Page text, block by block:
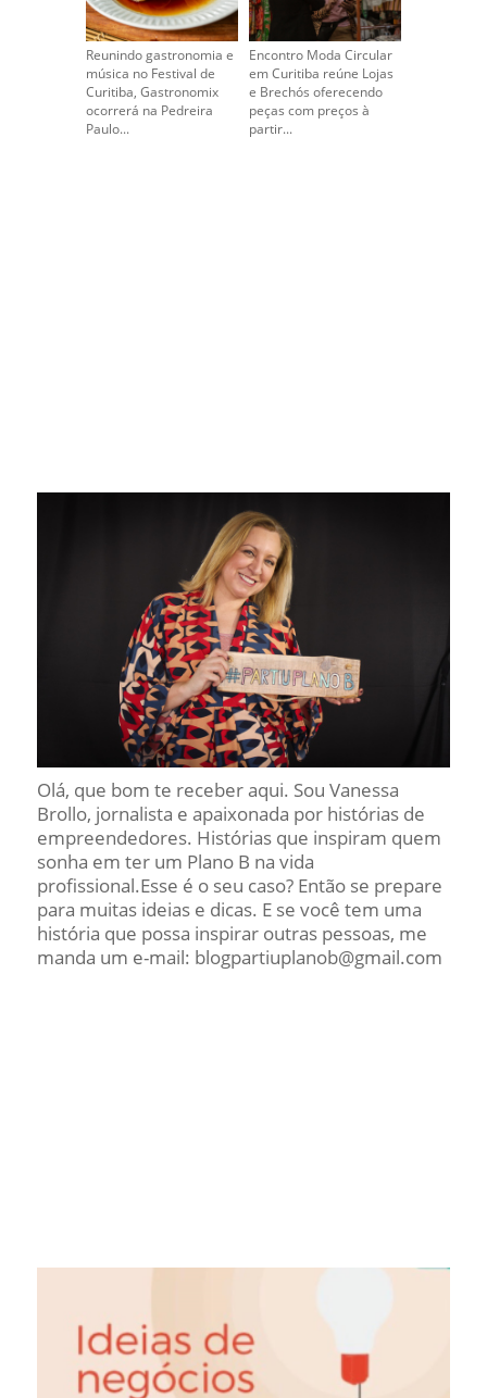
Reunindo gastronomia e
música no Festival de
Curitiba, Gastronomix
ocorrerá na Pedreira
Paulo...
Encontro Moda Circular
em Curitiba reúne Lojas
e Brechós oferecendo
peças com preços à
partir...
Olá, que bom te receber aqui. Sou Vanessa
Brollo, jornalista e apaixonada por histórias de
empreendedores. Histórias que inspiram quem
sonha em ter um Plano B na vida
profissional.Esse é o seu caso? Então se prepare
para muitas ideias e dicas. E se você tem uma
história que possa inspirar outras pessoas, me
manda um e-mail: blogpartiuplanob@gmail.com